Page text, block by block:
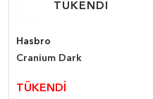
TÜKENDİ
TÜKENDİ
Hasbro
Cranium Dark
TÜKENDİ